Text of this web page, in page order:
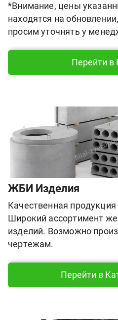
*Внимание, цены
находятся на
просим уточнять у
Перейти в
ЖБИ Изделия
Качественная
Широкий ассортимент
изделий. Возможно
чертежам.
Перейти в